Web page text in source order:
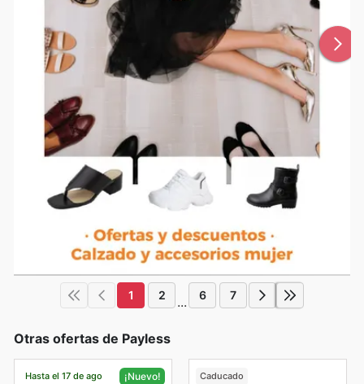
1 2 ... 6 7
Otras ofertas de Payless
Hasta el 17 de ago ¡Nuevo! Caducado